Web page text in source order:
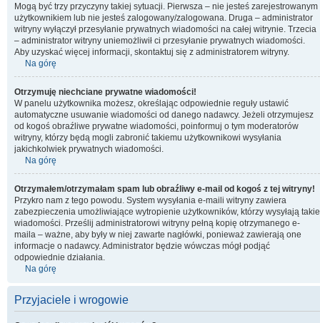
Mogą być trzy przyczyny takiej sytuacji. Pierwsza – nie jesteś zarejestrowanym
użytkownikiem lub nie jesteś zalogowany/zalogowana. Druga – administrator
witryny wyłączył przesyłanie prywatnych wiadomości na całej witrynie. Trzecia
– administrator witryny uniemożliwił ci przesyłanie prywatnych wiadomości.
Aby uzyskać więcej informacji, skontaktuj się z administratorem witryny.
Na górę
Otrzymuję niechciane prywatne wiadomości!
W panelu użytkownika możesz, określając odpowiednie reguły ustawić
automatyczne usuwanie wiadomości od danego nadawcy. Jeżeli otrzymujesz
od kogoś obraźliwe prywatne wiadomości, poinformuj o tym moderatorów
witryny, którzy będą mogli zabronić takiemu użytkownikowi wysyłania
jakichkolwiek prywatnych wiadomości.
Na górę
Otrzymałem/otrzymałam spam lub obraźliwy e-mail od kogoś z tej witryny!
Przykro nam z tego powodu. System wysyłania e-maili witryny zawiera
zabezpieczenia umożliwiające wytropienie użytkowników, którzy wysyłają takie
wiadomości. Prześlij administratorowi witryny pełną kopię otrzymanego e-
maila – ważne, aby były w niej zawarte nagłówki, ponieważ zawierają one
informacje o nadawcy. Administrator będzie wówczas mógł podjąć
odpowiednie działania.
Na górę
Przyjaciele i wrogowie